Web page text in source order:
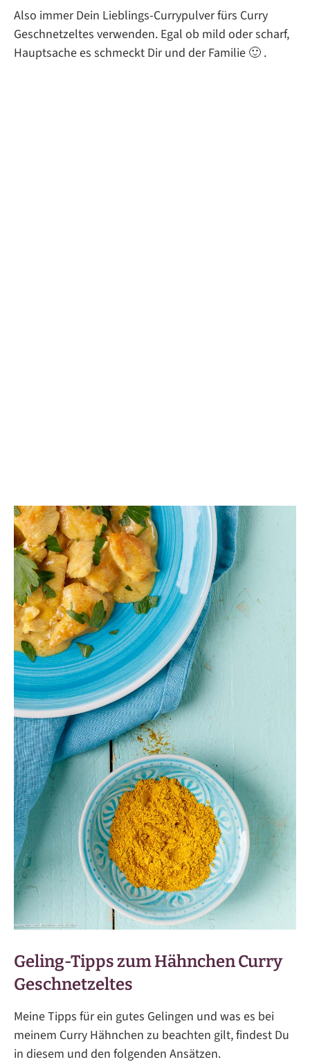
Also immer Dein Lieblings-Currypulver fürs Curry
Geschnetzeltes verwenden. Egal ob mild oder scharf,
Hauptsache es schmeckt Dir und der Familie 🙂 .
Geling-Tipps zum Hähnchen Curry
Geschnetzeltes
Meine Tipps für ein gutes Gelingen und was es bei
meinem Curry Hähnchen zu beachten gilt, findest Du
in diesem und den folgenden Ansätzen.